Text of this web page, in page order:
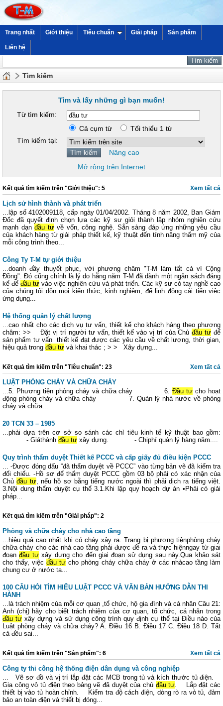
Trang nhất Giới thiệu Tiêu chuẩn Giải pháp Sản phẩm
Liên hệ
Tìm kiếm
Tìm và lấy những gì bạn muốn!
Từ tìm kiếm:
Cả cụm từ
Tối thiểu 1 từ
Tìm kiếm tại:
Nâng cao
Mở rộng trên Internet
Xem tất cả
Kết quả tìm kiếm trên "Giới thiệu": 5
Lịch sử hình thành và phát triển
...lập số 4102009118, cấp ngày 01/04/2002. Tháng 8 năm 2002, Ban Giám
Đốc đã quyết định chọn lựa các kỹ sư giỏi thành lập nhóm nghiên cứu
mạnh dạnđầu tưvề vốn, công nghệ. Sẳn sàng đáp ứng những yêu cầu
của khách hàng từ giải pháp thiết kế, kỹ thuật đến tính năng thẩm mỹ của
mỗi công trình theo...
Công Ty T-M tự giới thiệu
...doanh đầy thuyết phục, với phương châm "T-M làm tất cả vì Cộng
Đồng". Đó cũng chính là lý do hằng năm T-M đã dành một ngân sách đáng
kể để đầu tư vào việc nghiên cứu và phát triển. Các kỹ sư có tay nghề cao
của chúng tôi dồn mọi kiến thức, kinh nghiệm, để linh động cải tiến việc
ứng dụng...
Hệ thống quản lý chất lượng
...cao nhất cho các dịch vụ tư vấn, thiết kế cho khách hàng theo phương
châm: >> Đặt vị trí người tư vấn, thiết kế vào vị trí của Chủđầu tư để
sản phẩm tư vấn thiết kế đạt được các yêu cầu về chất lượng, thời gian,
hiệu quả trong đầu tư và khai thác ; > > Xây dựng...
Xem tất cả
Kết quả tìm kiếm trên "Tiêu chuẩn": 23
LUẬT PHÒNG CHÁY VÀ CHỮA CHÁY
...5. Phương tiện phòng cháy và chữa cháy 6.Đầu tư cho hoạt
động phòng cháy và chữa cháy 7. Quản lý nhà nước về phòng
cháy và chữa...
20 TCN 33 – 1985
...phải dựa trên cơ sở so sánh các chỉ tiêu kinh tế kỹ thuật bao gồm:
- Giáthành đầu tư xây dựng. - Chiphí quản lý hàng năm....
Quy trình thẩm duyệt Thiết kế PCCC và cấp giấy đủ điều kiện PCCC
... -Được đóng dấu “đã thẩm duyệt về PCCC” vào từng bản vẽ đã kiểm tra
đối chiếu. -Hồ sơ để thẩm duyệt PCCC gồm 03 bộ phải có xác nhận của
Chủđầu tư, nếu hồ sơ bằng tiếng nước ngoài thì phải dịch ra tiếng việt.
3.Nội dung thẩm duyệt cụ thể 3.1.Khi lập quy hoạch dự án •Phải có giải
pháp...
Kết quả tìm kiếm trên "Giải pháp": 2
Phòng và chữa cháy cho nhà cao tầng
...hiệu quả cao nhất khi có cháy xảy ra. Trang bị phương tiệnphòng cháy
chữa cháy cho các nhà cao tầng phải được đề ra và thực hiệnngay từ giai
đoạnđầu tưxây dựng cho đến giai đoạn sử dụng sau này.Qua khảo sát
cho thấy, việcđầu tư cho phòng cháy chữa cháy ở các nhàcao tầng làm
chung cư ở nước ta...
100 CÂU HỎI TÌM HIỂU LUẬT PCCC VÀ VĂN BẢN HƯỚNG DẪN THI
HÀNH
...là trách nhiệm của mỗi cơ quan ,tổ chức, hộ gia đình và cá nhân Câu 21:
Anh (chị) hãy cho biết trách nhiệm của cơ quan, tổ chức, cá nhân trong
đầu tư xây dựng và sử dụng công trình quy định cụ thể tại Điều nào của
Luật phòng cháy và chữa cháy? A. Điều 16 B. Điều 17 C. Điều 18 D. Tất
cả đều sai...
Xem tất cả
Kết quả tìm kiếm trên "Sản phẩm": 6
Công ty thi công hệ thống điện dân dụng và công nghiệp
... Vẽ sơ đồ và vị trí lắp đặt các MCB trong tủ và kích thước tủ điện.
Gia công vỏ tủ điện theo bảng vẽ đã duyệt của chủ đầu tư. Lắp đặt các
thiết bị vào tủ hoàn chỉnh. Kiểm tra độ cách điện, dòng rò ra vỏ tủ, đảm
bảo an toàn điện và thiết bị đóng...